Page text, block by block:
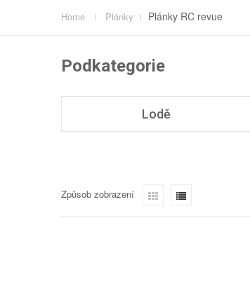
Home Plánky Plánky RC revue
Podkategorie
Lodě
Způsob zobrazení